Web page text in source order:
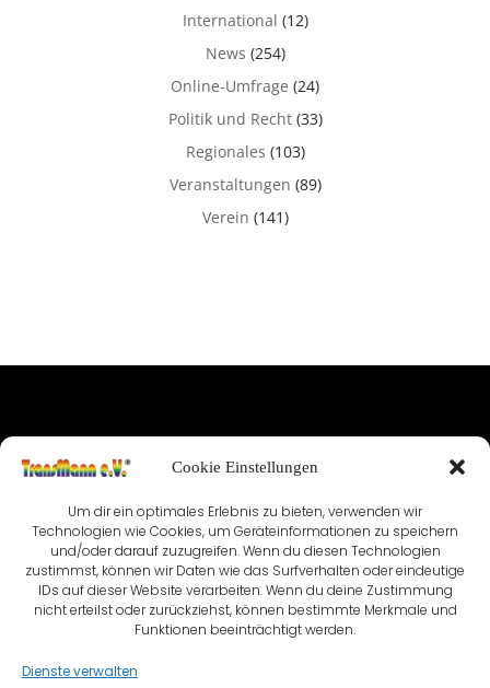
Cookie Einstellungen
Um dir ein optimales Erlebnis zu bieten, verwenden wir
Technologien wie Cookies, um Geräteinformationen zu speichern
und/oder darauf zuzugreifen. Wenn du diesen Technologien
zustimmst, können wir Daten wie das Surfverhalten oder eindeutige
IDs auf dieser Website verarbeiten. Wenn du deine Zustimmung
nicht erteilst oder zurückziehst, können bestimmte Merkmale und
Funktionen beeinträchtigt werden.
Dienste verwalten
International (12)
News (254)
Online-Umfrage (24)
Politik und Recht(33)
Regionales (103)
Veranstaltungen (89)
Verein (141)
IMPRESSUM
VEREINSSATZUNG KONTAKT
COOKIE-RICHTLINIE (EU)